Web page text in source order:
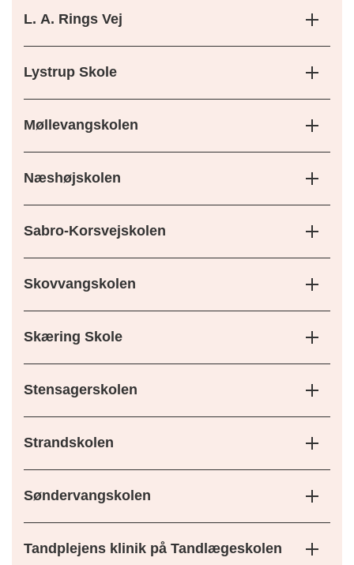
L. A. Rings Vej
Lystrup Skole
Møllevangskolen
Næshøjskolen
Sabro-Korsvejskolen
Skovvangskolen
Skæring Skole
Stensagerskolen
Strandskolen
Søndervangskolen
Tandplejens klinik på Tandlægeskolen